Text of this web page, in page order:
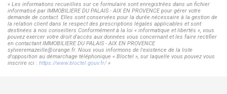
« Les informations recueillies sur ce formulaire sont enregistrées dans un fichier
informatisé par IMMOBILIERE DU PALAIS - AIX EN PROVENCE pour gérer votre
demande de contact. Elles sont conservées pour la durée nécessaire à la gestion de
la relation client dans le respect des prescriptions légales applicables et sont
destinées à nos conseillers Conformément à la loi « informatique et libertés », vous
pouvez exercer votre droit d'accès aux données vous concernant et les faire rectifier
en contactant IMMOBILIERE DU PALAIS - AIX EN PROVENCE
sylvieremazeille@orange.fr. Nous vous informons de l'existence de la liste
d'opposition au démarchage téléphonique « Bloctel », sur laquelle vous pouvez vous
inscrire ici : https://www.bloctel.gouv.fr/»